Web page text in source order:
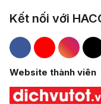
Kết nối với
HacomHacom
Website thành viên